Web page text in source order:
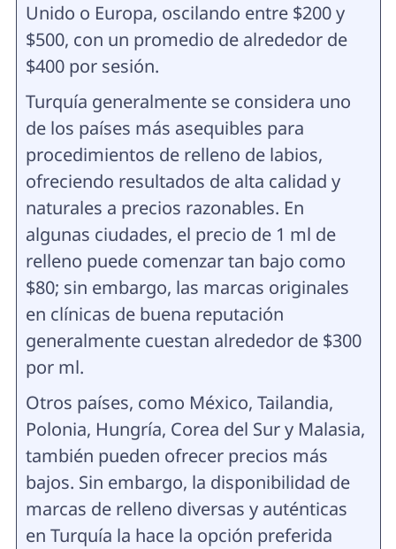
Unido o Europa, oscilando entre $200 y
$500, con un promedio de alrededor de
$400 por sesión.
Turquía generalmente se considera uno
de los países más asequibles para
procedimientos de relleno de labios,
ofreciendo resultados de alta calidad y
naturales a precios razonables. En
algunas ciudades, el precio de 1 ml de
relleno puede comenzar tan bajo como
$80; sin embargo, las marcas originales
en clínicas de buena reputación
generalmente cuestan alrededor de $300
por ml.
Otros países, como México, Tailandia,
Polonia, Hungría, Corea del Sur y Malasia,
también pueden ofrecer precios más
bajos. Sin embargo, la disponibilidad de
marcas de relleno diversas y auténticas
en Turquía la hace la opción preferida